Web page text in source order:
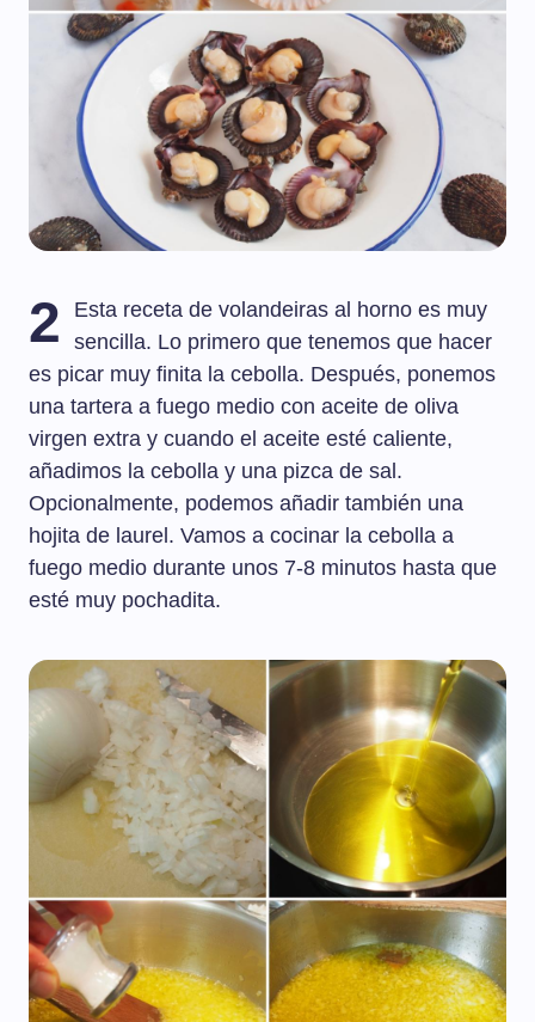
2
Esta receta de volandeiras al horno es muy
sencilla. Lo primero que tenemos que hacer
es picar muy finita la cebolla. Después, ponemos
una tartera a fuego medio con aceite de oliva
virgen extra y cuando el aceite esté caliente,
añadimos la cebolla y una pizca de sal.
Opcionalmente, podemos añadir también una
hojita de laurel. Vamos a cocinar la cebolla a
fuego medio durante unos 7-8 minutos hasta que
esté muy pochadita.